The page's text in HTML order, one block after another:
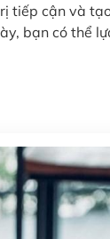
tiếp cận và
bạn có thể